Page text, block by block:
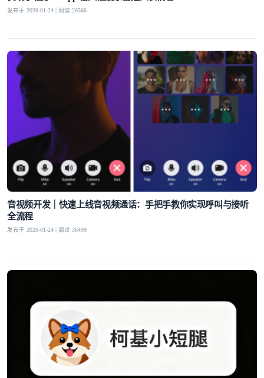
发布于 2026-01-24 | 阅读 26566
音视频开发｜快速上线音视频通话：手把手教你实现呼叫与接听
全流程
发布于 2026-01-24 | 阅读 36499
我已阅读并同意 通讯云服务条款 和通讯云隐私政策
登录即时通讯云
登录客服云